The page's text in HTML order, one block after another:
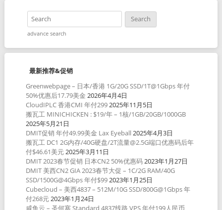
advance search
最新推荐&促销
Greenwebpage – 日本/香港 1G/20G SSD/1T@1Gbps 年付
50%优惠后17.79美金 2026年4月4日
CloudIPLC 香港CMI 年付2992025年11月5日
搬瓦工 MINICHICKEN : $19/年 – 1核/1GB/20GB/1000GB
2025年5月21日
DMIT促销 年付49.99美金 Lax Eyeball 2025年4月3日
搬瓦工 DC1 2G内存/40G硬盘/2T流量@2.5G端口优惠码后年
付$46.61美元2025年3月11日
DMIT 2023春节促销 日本CN2 50%优惠码2023年1月27日
DMIT 美西CN2 GIA 2023春节大促 – 1C/2G RAM/40G
SSD/1500G@4Gbps 年付$992023年1月25日
Cubecloud – 美西4837 – 512M/10G SSD/800G@1Gbps 年
付268元2023年1月24日
咸鱼云 – 圣何塞 Standard 4837线路 VPS 年付199人民币